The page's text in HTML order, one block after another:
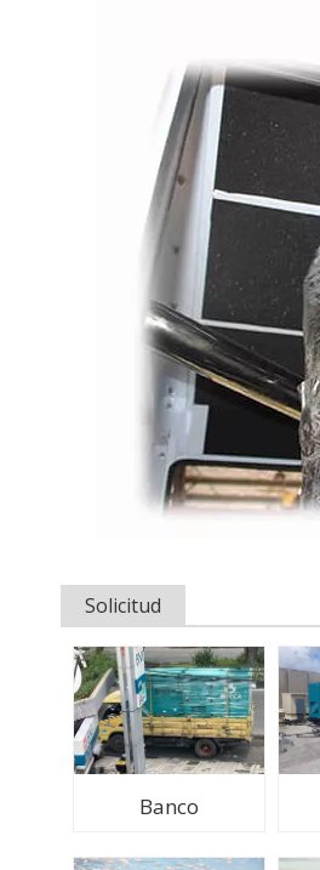
Solicitud
Banco